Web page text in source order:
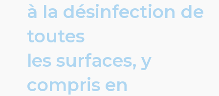
à la désinfection de
toutes
les surfaces, y
compris en